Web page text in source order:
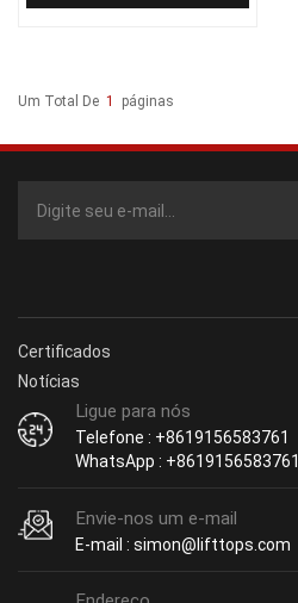
Um Total De 1 Páginas
Certificados
Notícias
Ligue para nós
Telefone : +8619156583761
WhatsApp : +8619156583761
Envie-nos um e-mail
E-mail : simon@lifttops.com